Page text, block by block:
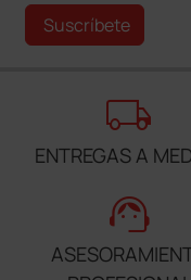
Suscríbete
local_shipping
ENTREGAS A
support_agent